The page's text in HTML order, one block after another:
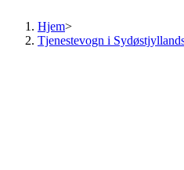
Hjem>
Tjenestevogn i